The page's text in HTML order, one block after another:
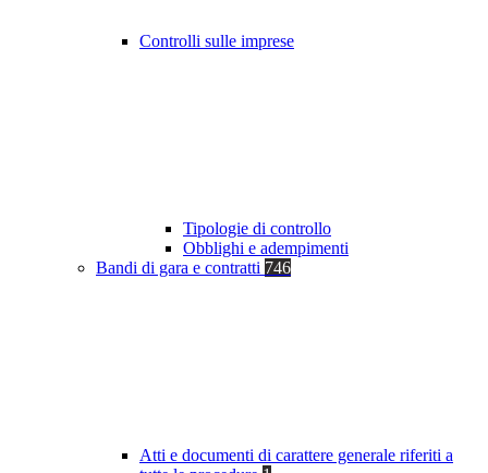
Controlli sulle imprese
Tipologie di controllo
Obblighi e adempimenti
Bandi di gara e contratti 746
Atti e documenti di carattere generale riferiti a